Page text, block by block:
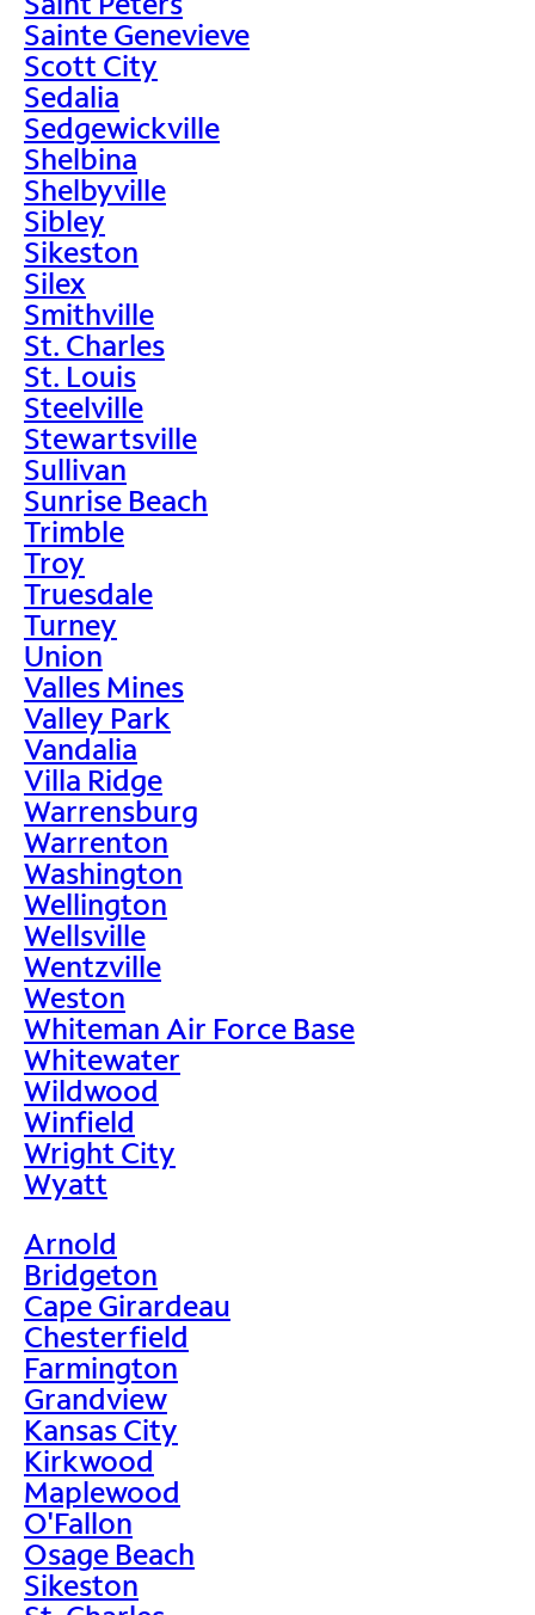
Sainte Genevieve
Scott City
Sedalia
Sedgewickville
Shelbina
Shelbyville
Sibley
Sikeston
Silex
Smithville
St. Charles
St. Louis
Steelville
Stewartsville
Sullivan
Sunrise Beach
Trimble
Troy
Truesdale
Turney
Union
Valles Mines
Valley Park
Vandalia
Villa Ridge
Warrensburg
Warrenton
Washington
Wellington
Wellsville
Wentzville
Weston
Whiteman Air Force Base
Whitewater
Wildwood
Winfield
Wright City
Wyatt
Arnold
Bridgeton
Cape Girardeau
Chesterfield
Farmington
Grandview
Kansas City
Kirkwood
Maplewood
O'Fallon
Osage Beach
Sikeston